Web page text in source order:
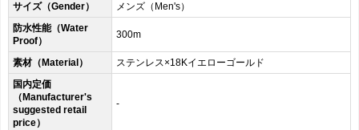
サイズ（Gender）
メンズ（Men's）
防水性能（Water
Proof）
300m
素材（Material）
ステンレス×18Kイエローゴールド
国内定価
（Manufacturer's
suggested retail
price）
-